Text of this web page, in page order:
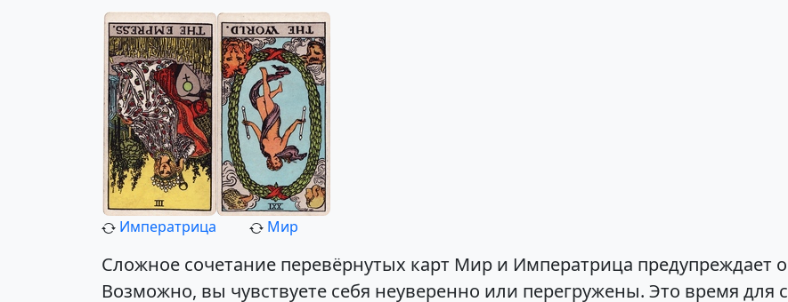
Императрица Мир
Сложное сочетание перевёрнутых карт Мир и Императрица предупреждает
Возможно, вы чувствуете себя неуверенно или перегружены. Это время для